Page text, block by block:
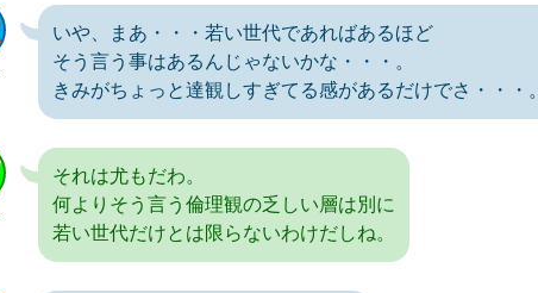
いや、まあ・・・若い世代であればあるほど
そう言う事はあるんじゃないかな・・・。
きみがちょっと達観しすぎてる感があるだけでさ・・・。
それは尤もだわ。
何よりそう言う倫理観の乏しい層は別に
若い世代だけとは限らないわけだしね。